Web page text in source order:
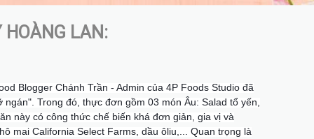
HOÀNG LAN:
Blogger Chánh Trần - Admin của 4P Foods Studio đã
Trong đó, thực đơn gồm 03 món Âu: Salad tổ yến,
này có công thức chế biến khá đơn giản, gia vị và
mai California Select Farms, dầu ôliu,... Quan trọng là